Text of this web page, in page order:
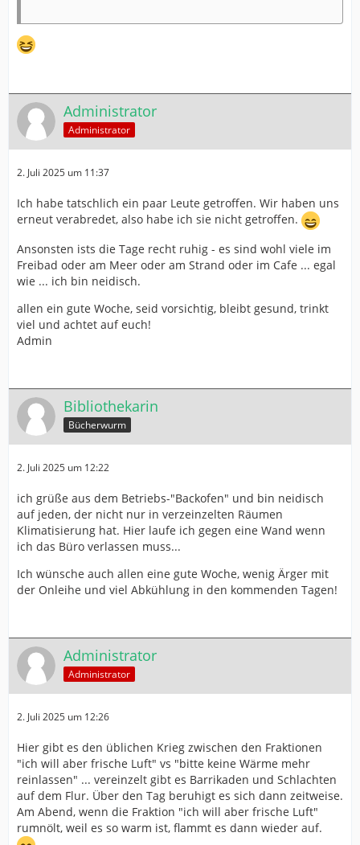
Administrator
Administrator
2. Juli 2025 um 11:37
Ich habe tatschlich ein paar Leute getroffen. Wir haben uns
erneut verabredet, also habe ich sie nicht getroffen.
Ansonsten ists die Tage recht ruhig - es sind wohl viele im
Freibad oder am Meer oder am Strand oder im Cafe ... egal
wie ... ich bin neidisch.
allen ein gute Woche, seid vorsichtig, bleibt gesund, trinkt
viel und achtet auf euch!
Admin
Bibliothekarin
Bücherwurm
2. Juli 2025 um 12:22
ich grüße aus dem Betriebs-"Backofen" und bin neidisch
auf jeden, der nicht nur in verzeinzelten Räumen
Klimatisierung hat. Hier laufe ich gegen eine Wand wenn
ich das Büro verlassen muss...
Ich wünsche auch allen eine gute Woche, wenig Ärger mit
der Onleihe und viel Abkühlung in den kommenden Tagen!
Administrator
Administrator
2. Juli 2025 um 12:26
Hier gibt es den üblichen Krieg zwischen den Fraktionen
"ich will aber frische Luft" vs "bitte keine Wärme mehr
reinlassen" ... vereinzelt gibt es Barrikaden und Schlachten
auf dem Flur. Über den Tag beruhigt es sich dann zeitweise.
Am Abend, wenn die Fraktion "ich will aber frische Luft"
rumnölt, weil es so warm ist, flammt es dann wieder auf.